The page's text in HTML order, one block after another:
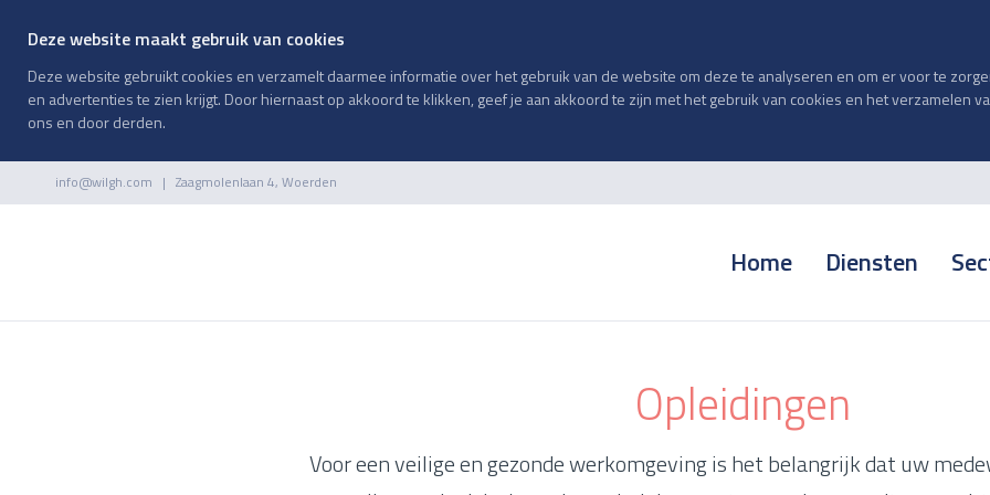
Deze website maakt gebruik van cookies
Deze website gebruikt cookies en verzamelt daarmee informatie over het gebruik van de website om deze te analyseren en om er voor te
en advertenties te zien krijgt. Door hiernaast op akkoord te klikken, geef je aan akkoord te zijn met het gebruik van cookies en het verzamelen
ons en door derden.
info@wilgh.com | Zaagmolenlaan 4, Woerden
Home Diensten
Opleidingen
Voor een veilige en gezonde werkomgeving is het belangrijk dat uw